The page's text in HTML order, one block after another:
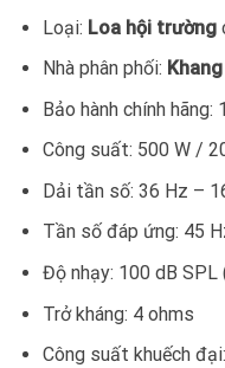
Loại: Loa hội trường
Nhà phân phối:
Bảo hành chính hãng:
Công suất: 500 W /
Dải tần số: 36 Hz –
Tần số đáp ứng: 45
Độ nhạy: 100 dB SPL
Trở kháng: 4 ohms
Công suất khuếch